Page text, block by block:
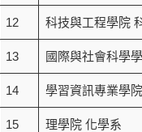
12 科技與工程學院
13 國際與社會科學
14 學習資訊專業學
15 理學院 化學系